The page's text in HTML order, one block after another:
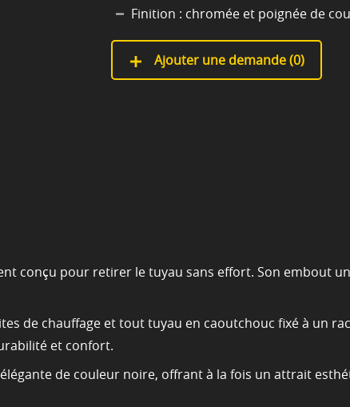
Finition : chromée et poignée de
Ajouter une demande (0)
conçu pour retirer le tuyau sans effort. Son embout
de chauffage et tout tuyau en caoutchouc fixé à un
et confort.
de couleur noire, offrant à la fois un attrait